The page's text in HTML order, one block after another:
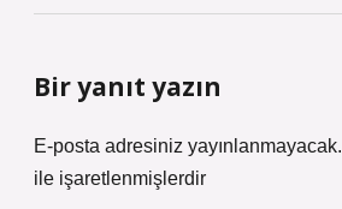
Bir yanıt yazın
E-posta adresiniz yayınlanmayacak.
ile işaretlenmişlerdir